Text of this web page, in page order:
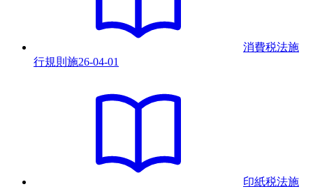
消費税法施
行規則 施26-04-01
印紙税法施